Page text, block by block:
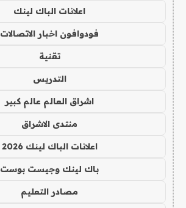
اعلانات الباك لينك
فودوافون اخبار الاتصالات
تقنية
التدريس
اشراق العالم عالم كبير
منتدى الاشراق
اعلانات الباك لينك 2026
باك لينك وجيست بوست
مصادر التعليم